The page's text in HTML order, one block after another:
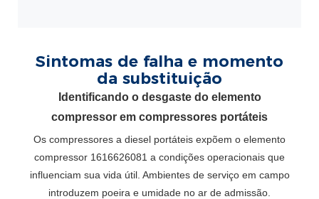
Sintomas de falha e momento
da substituição
Identificando o desgaste do elemento
compressor em compressores portáteis
Os compressores a diesel portáteis expõem o elemento
compressor 1616626081 a condições operacionais que
influenciam sua vida útil. Ambientes de serviço em campo
introduzem poeira e umidade no ar de admissão.